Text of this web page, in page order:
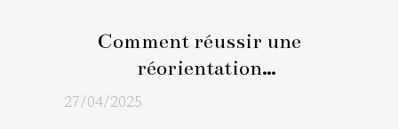
Comment réussir une
réorientation
professionnelle à tout âge
27/04/2025